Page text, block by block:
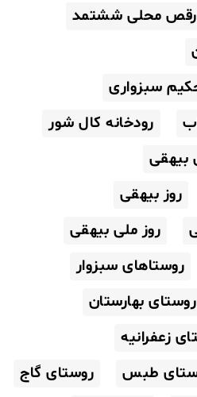
رقص محلی ششتمد
سبزواری
رودخانه کال شور
بیهقی
روز بیهقی
روز ملی بیهقی
روستاهای سبزوار
روستای بهارستان
زعفرانیه
طبس
روستای گاج